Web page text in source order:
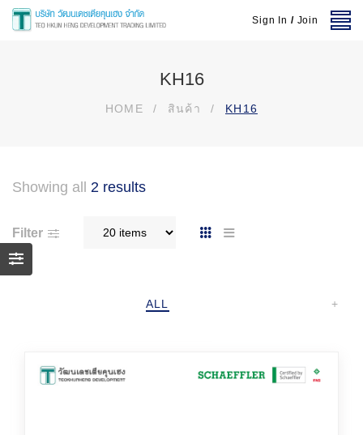
Sign In / Join
KH16
HOME / สินค้า / KH16
Showing all 2 results
Filter
ALL +